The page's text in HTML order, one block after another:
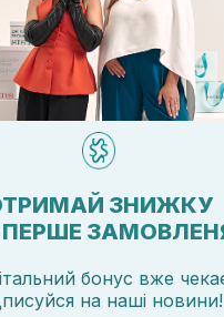
оплати
косметика
та лояльності
та топ товари
від косметологів
ЗНИЖКУ
бонус вже
на наші новини!